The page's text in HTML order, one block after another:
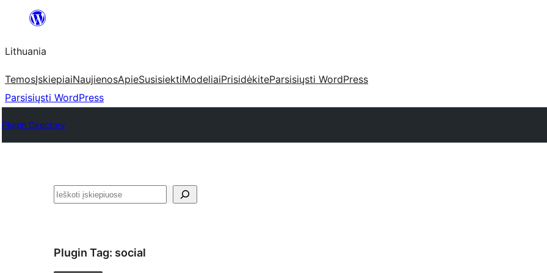
turinio
Lithuania
TemosĮskiepiaiNaujienosApieSusisiektiModeliaiPrisidėkiteParsisiųsti WordPress
Parsisiųsti WordPress
Plugin Directory
Paieška
Plugin Tag: social